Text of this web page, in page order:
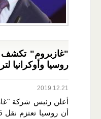
"غازبروم" تكشف
روسيا وأوكرانيا
2019.12.21
أعلن رئيس شركة